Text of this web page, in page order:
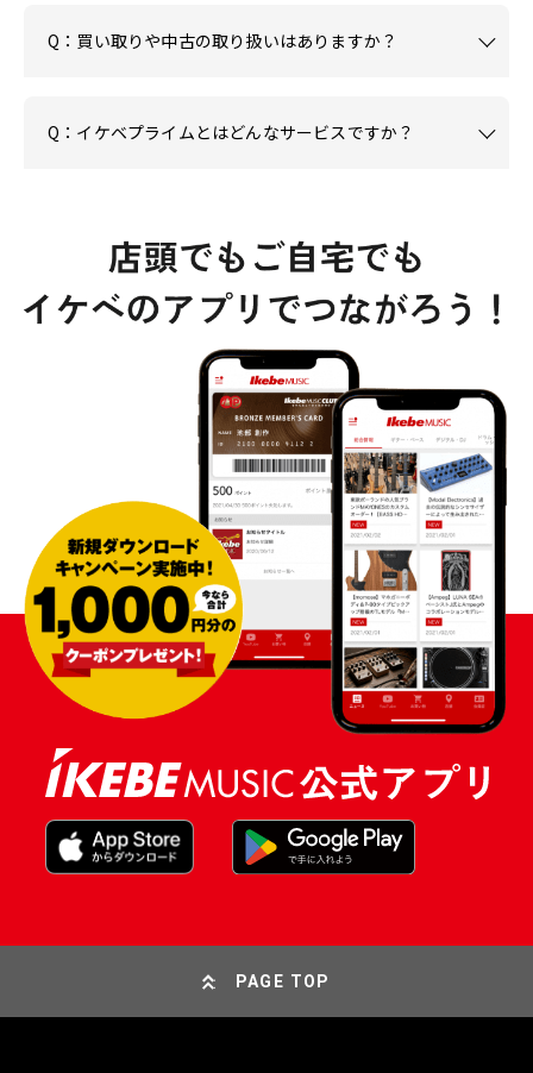
Q：買い取りや中古の取り扱いはありますか？
Q：イケベプライムとはどんなサービスですか？
PAGE TOP